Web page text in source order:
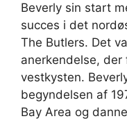
Beverly sin start
succes i det
The Butlers. Det
anerkendelse,
vestkysten.
begyndelsen af
Bay Area og